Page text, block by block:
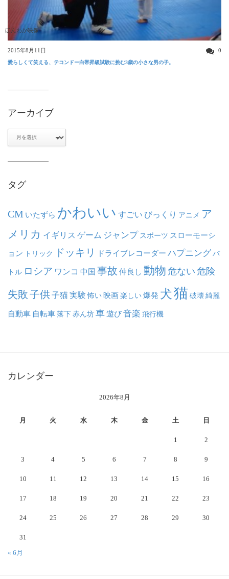
ほんわか映像
2015年8月11日 0
愛らしくて笑える、テコンドー白帯昇級試験に挑む3歳の小さな男の子。
アーカイブ
タグ
CM いたずら かわいい すごい びっくり アニメ ア
メリカ イギリス ゲーム ジャンプ スポーツ スローモーシ
ョン トリック ドッキリ ドライブレコーダー ハプニング バ
トル ロシア ワンコ 中国 事故 仲良し 動物 危ない 危険
失敗子供子猫実験 怖い映画楽しい爆発 犬猫 破壊綺麗
自動車 自転車落下赤ん坊車遊び音楽 飛行機
カレンダー
2026年8月
月 火 水 木 金 土 日
1 2
3 4 5 6 7 8 9
10 11 12 13 14 15 16
17 18 19 20 21 22 23
24 25 26 27 28 29 30
31
« 6月